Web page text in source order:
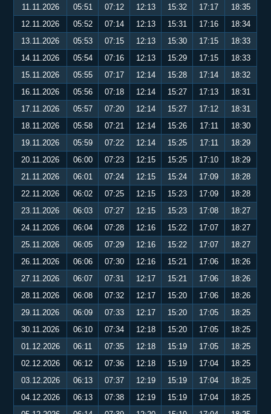
11.11.2026
05:51 07:12 12:13 15:32 17:17
18:35
12.11.2026
05:52 07:14 12:13 15:31 17:16
18:34
13.11.2026
05:53 07:15 12:13 15:30 17:15
18:33
14.11.2026
05:54 07:16 12:13 15:29 17:15
18:33
15.11.2026
05:55 07:17 12:14 15:28 17:14
18:32
16.11.2026
05:56 07:18 12:14 15:27 17:13
18:31
17.11.2026
05:57 07:20 12:14 15:27 17:12
18:31
18.11.2026
05:58 07:21 12:14 15:26 17:11
18:30
19.11.2026
05:59 07:22 12:14 15:25 17:11
18:29
20.11.2026
06:00 07:23 12:15 15:25 17:10
18:29
21.11.2026
06:01 07:24 12:15 15:24 17:09
18:28
22.11.2026
06:02 07:25 12:15 15:23 17:09
18:28
23.11.2026
06:03 07:27 12:15 15:23 17:08
18:27
24.11.2026
06:04 07:28 12:16 15:22 17:07
18:27
25.11.2026
06:05 07:29 12:16 15:22 17:07
18:27
26.11.2026
06:06 07:30 12:16 15:21 17:06
18:26
27.11.2026
06:07 07:31 12:17 15:21 17:06
18:26
28.11.2026
06:08 07:32 12:17 15:20 17:06
18:26
29.11.2026
06:09 07:33 12:17 15:20 17:05
18:25
30.11.2026
06:10 07:34 12:18 15:20 17:05
18:25
01.12.2026
06:11 07:35 12:18 15:19 17:05
18:25
02.12.2026
06:12 07:36 12:18 15:19 17:04
18:25
03.12.2026
06:13 07:37 12:19 15:19 17:04
18:25
04.12.2026
06:13 07:38 12:19 15:19 17:04
18:25